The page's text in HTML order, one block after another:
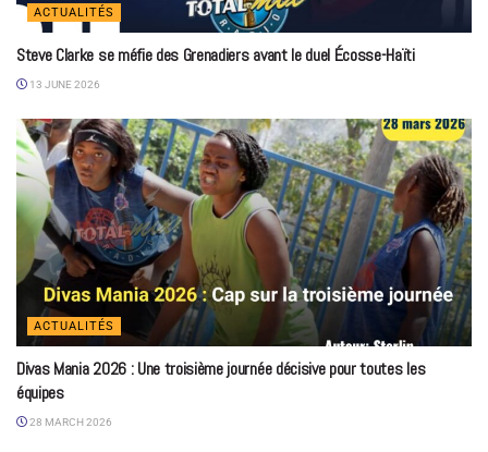
ACTUALITÉS
Steve Clarke se méfie des Grenadiers avant le duel Écosse-Haïti
13 JUNE 2026
ACTUALITÉS
Divas Mania 2026 : Une troisième journée décisive pour toutes les
équipes
28 MARCH 2026